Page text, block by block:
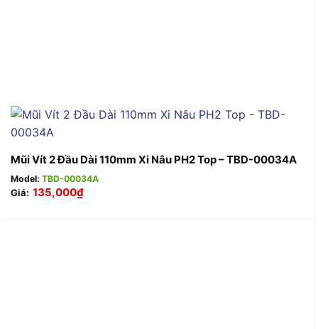
Mũi Vít 2 Đầu Dài 110mm Xi Nâu PH2 Top – TBD-00034A
Model: TBD-00034A
Giá: 135,000₫